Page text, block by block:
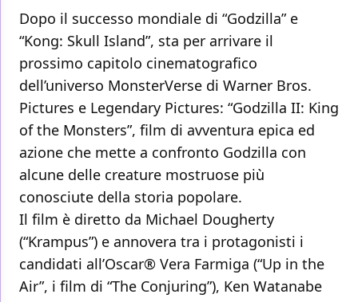
Dopo il successo mondiale di “Godzilla” e
“Kong: Skull Island”, sta per arrivare il
prossimo capitolo cinematografico
dell’universo MonsterVerse di Warner Bros.
Pictures e Legendary Pictures: “Godzilla II: King
of the Monsters”, film di avventura epica ed
azione che mette a confronto Godzilla con
alcune delle creature mostruose più
conosciute della storia popolare.
Il film è diretto da Michael Dougherty
(“Krampus”) e annovera tra i protagonisti i
candidati all’Oscar® Vera Farmiga (“Up in the
Air”, i film di “The Conjuring”), Ken Watanabe